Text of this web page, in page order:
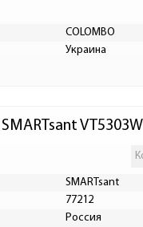
COLOMBO
Украина
VT5303W
SMARTsant
77212
Россия